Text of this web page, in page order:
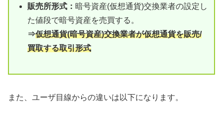
販売所形式： 暗号資産(仮想通貨)交換業者の設定し
た値段で暗号資産を売買する。
⇒仮想通貨(暗号資産)交換業者が仮想通貨を販売/
買取する取引形式
また、 ユーザ目線からの違いは以下になります。